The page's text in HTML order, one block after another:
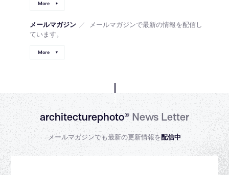
More
メールマガジン ／
メールマガジンで最新の情報を配信し
ています。
More
architecturephoto®News Letter
メールマガジンでも最新の更新情報を配信中